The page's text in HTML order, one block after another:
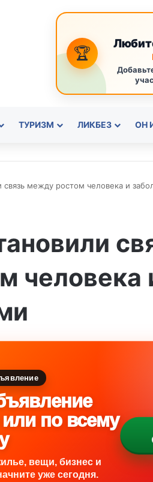
🏆
ТУРИЗМ ЛИКБЕЗ ОН
связь между ростом человека и
человека
по всему
вещи, бизнес и
уже сегодня.